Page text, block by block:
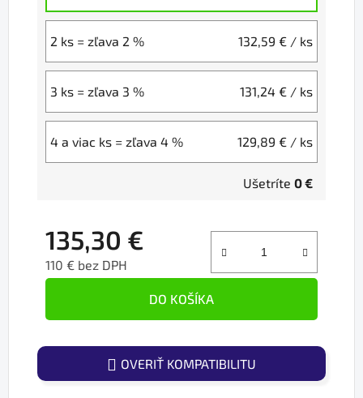
2 ks = zľava 2 % 132,59 € / ks
3 ks = zľava 3 % 131,24 € / ks
4 a viac ks = zľava 4 % 129,89 € / ks
Ušetríte 0 €
135,30 €
110 € bez DPH
DO KOŠÍKA
OVERIŤ KOMPATIBILITU